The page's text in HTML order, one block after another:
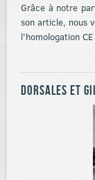
Grâce à notre
son article, nous
l'homologation
Dorsales et